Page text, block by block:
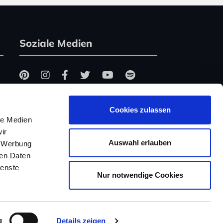
Medien
Daten
Details zeigen
Cookies zulassen
Auswahl erlauben
Nur notwendige Cookies
Soziale Medien